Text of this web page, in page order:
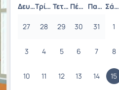
Δευτέρα
Τρίτη Τετάρτη Πέμπτη Παρασκευή Σάββατο
27 28 29 30 31 1
3 4 5 6 7 8
10 11 12 13 14 15